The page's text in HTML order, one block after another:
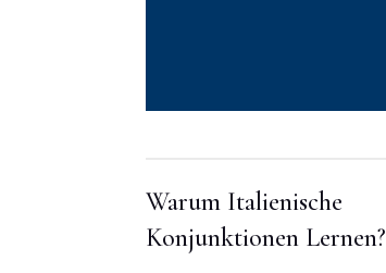
Warum Italienische
Konjunktionen Lernen?